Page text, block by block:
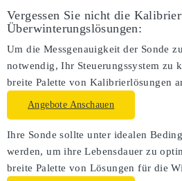
Vergessen Sie nicht die
Überwinterungslösungen:
Um die Messgenauigkeit der Sonde
notwendig, Ihr Steuerungssystem zu
breite Palette von Kalibrierlösungen
Angebote Anschauen
Ihre Sonde sollte unter idealen
werden, um ihre Lebensdauer zu
breite Palette von Lösungen für die